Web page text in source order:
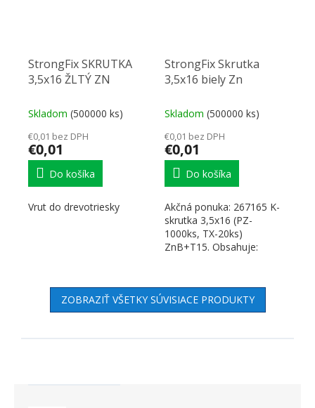
StrongFix SKRUTKA
3,5x16 ŽLTÝ ZN
Skladom (500000 ks)
€0,01 bez DPH
€0,01
Do košíka
Vrut do drevotriesky
StrongFix Skrutka
3,5x16 biely Zn
Skladom (500000 ks)
€0,01 bez DPH
€0,01
Do košíka
Akčná ponuka: 267165 K-
skrutka 3,5x16 (PZ-
1000ks, TX-20ks)
ZnB+T15. Obsahuje:
ZOBRAZIŤ VŠETKY SÚVISIACE PRODUKTY